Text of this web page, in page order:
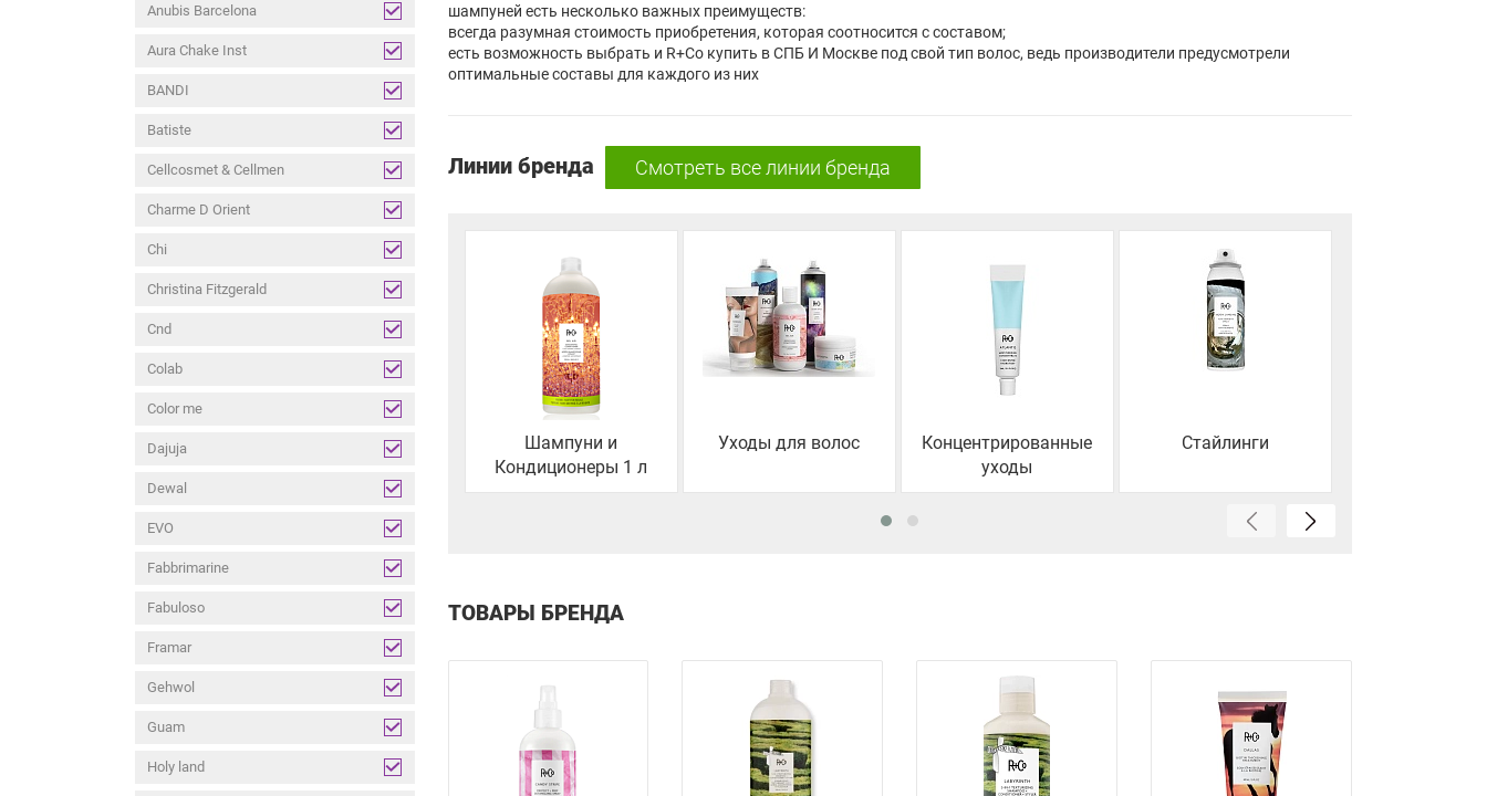
Anubis Barcelona
Aura Chake Inst
BANDI
Batiste
Cellcosmet & Cellmen
Charme D Orient
Chi
Christina Fitzgerald
Cnd
Colab
Color me
Dajuja
Dewal
EVO
Fabbrimarine
Fabuloso
Framar
Gehwol
Guam
Holy land
шампуней есть несколько важных преимуществ:
всегда разумная стоимость приобретения, которая соотносится с составом;
есть возможность выбрать и R+Co купить в СПБ И Москве под свой тип волос, ведь производители предусмотрели
оптимальные составы для каждого из них
Линии бренда Смотреть все линии бренда
Шампуни и
Кондиционеры 1 л
Уходы для волос
Концентрированные
уходы
Стайлинги
ТОВАРЫ БРЕНДА